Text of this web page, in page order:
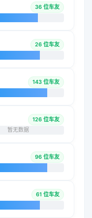
36 位车友
26 位车友
143 位车友
126 位车友
暂无数据
96 位车友
61 位车友